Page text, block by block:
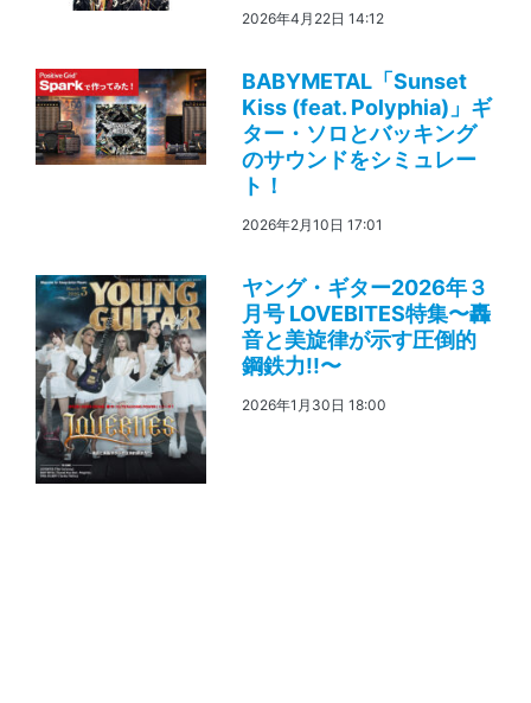
2026年4月22日 14:12
BABYMETAL「Sunset
Kiss (feat. Polyphia)」ギ
ター・ソロとバッキング
のサウンドをシミュレー
ト！
2026年2月10日 17:01
ヤング・ギター2026年３
月号 LOVEBITES特集〜轟
音と美旋律が示す圧倒的
鋼鉄力!!〜
2026年1月30日 18:00